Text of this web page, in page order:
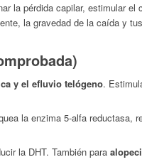
la pérdida capilar, estimular el
la gravedad de la caída y
y el efluvio telógeno.
la enzima 5-alfa reductasa,
la DHT. También para